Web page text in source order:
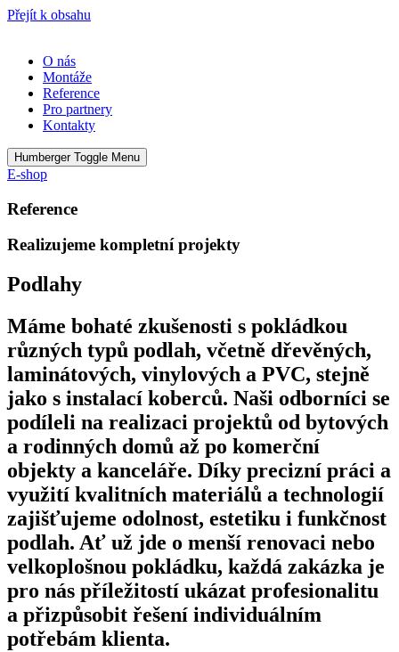
Přejít k obsahu
O nás
Montáže
Reference
Pro partnery
Kontakty
Humberger Toggle Menu
E-shop
Reference
Realizujeme kompletní projekty
Podlahy
Máme bohaté zkušenosti s pokládkou
různých typů podlah, včetně dřevěných,
laminátových, vinylových a PVC, stejně
jako s instalací koberců. Naši odborníci se
podíleli na realizaci projektů od bytových
a rodinných domů až po komerční
objekty a kanceláře. Díky precizní práci a
využití kvalitních materiálů a technologií
zajišťujeme odolnost, estetiku i funkčnost
podlah. Ať už jde o menší renovaci nebo
velkoplošnou pokládku, každá zakázka je
pro nás příležitostí ukázat profesionalitu
a přizpůsobit řešení individuálním
potřebám klienta.